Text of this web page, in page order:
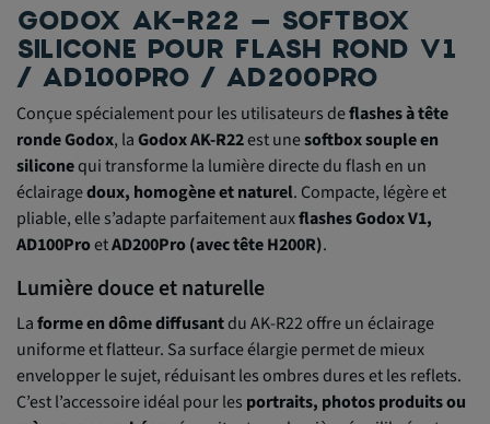
GODOX AK-R22 – SOFTBOX
SILICONE POUR FLASH ROND V1
/ AD100PRO / AD200PRO
Conçue spécialement pour les utilisateurs deflashes à tête
ronde Godox, laGodox AK-R22est unesoftbox souple en
siliconequi transforme la lumière directe du flash en un
éclairagedoux, homogène et naturel. Compacte, légère et
pliable, elle s’adapte parfaitement auxflashes Godox V1,
AD100ProetAD200Pro (avec tête H200R).
Lumière douce et naturelle
Laforme en dôme diffusantdu AK-R22 offre un éclairage
uniforme et flatteur. Sa surface élargie permet de mieux
envelopper le sujet, réduisant les ombres dures et les reflets.
C’est l’accessoire idéal pour les portraits, photos produits ou